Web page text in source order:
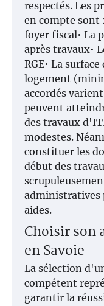
respectés. Les
en compte sont
foyer fiscal• La
après travaux•
RGE• La
logement
accordés
peuvent
des travaux
modestes.
constituer les
début des
administratives
aides.
Choisir son
en Savoie
La sélection
compétent
garantir la